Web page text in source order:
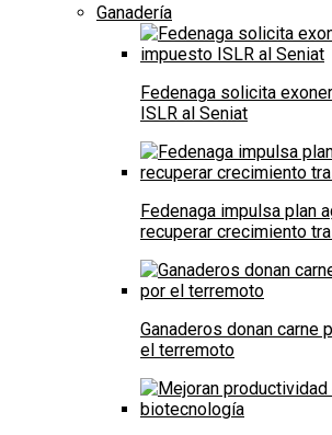
Ganadería
Fedenaga solicita
ISLR al Seniat
Fedenaga impulsa plan
recuperar crecimiento
Ganaderos donan carne
el terremoto